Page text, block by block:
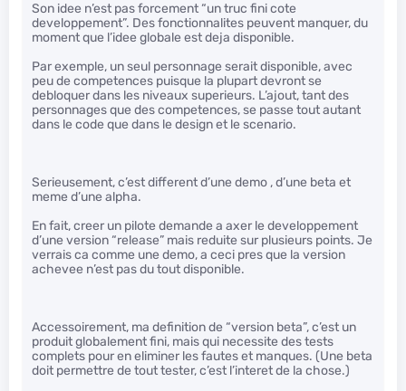
Son idee n’est pas forcement “un truc fini cote
developpement”. Des fonctionnalites peuvent manquer, du
moment que l’idee globale est deja disponible.
Par exemple, un seul personnage serait disponible, avec
peu de competences puisque la plupart devront se
debloquer dans les niveaux superieurs. L’ajout, tant des
personnages que des competences, se passe tout autant
dans le code que dans le design et le scenario.
Serieusement, c’est different d’une demo , d’une beta et
meme d’une alpha.
En fait, creer un pilote demande a axer le developpement
d’une version “release” mais reduite sur plusieurs points. Je
verrais ca comme une demo, a ceci pres que la version
achevee n’est pas du tout disponible.
Accessoirement, ma definition de “version beta”, c’est un
produit globalement fini, mais qui necessite des tests
complets pour en eliminer les fautes et manques. (Une beta
doit permettre de tout tester, c’est l’interet de la chose.)